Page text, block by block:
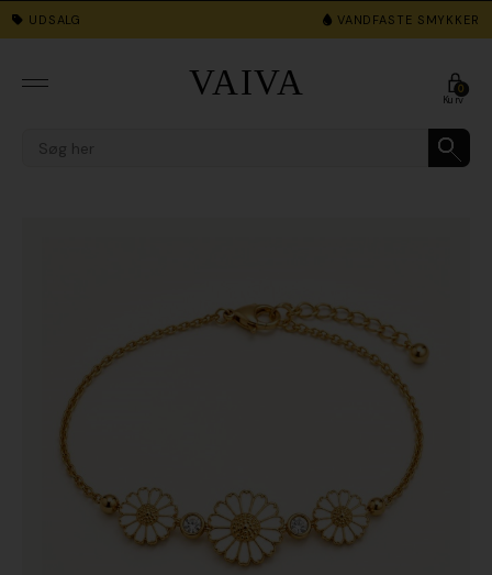
UDSALG VANDFASTE SMYKKER
0